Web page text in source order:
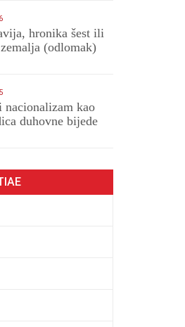
hronika šest ili
(odlomak)
nacionalizam kao
duhovne bijede